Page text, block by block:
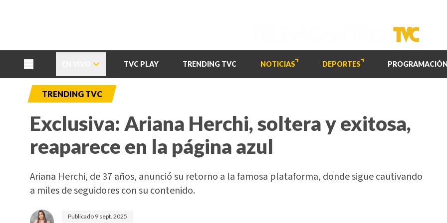
TVC PLAY TRENDING TVC NOTICIAS DEPORTES PROGRAMACIÓN
TRENDING TVC
Exclusiva: Ariana Herchi, soltera y exitosa,
reaparece en la página azul
Ariana Herchi, de 37 años, anunció su retorno a la famosa plataforma, donde sigue cautivando
a miles de seguidores con su contenido.
Publicado 9 sept. 2025